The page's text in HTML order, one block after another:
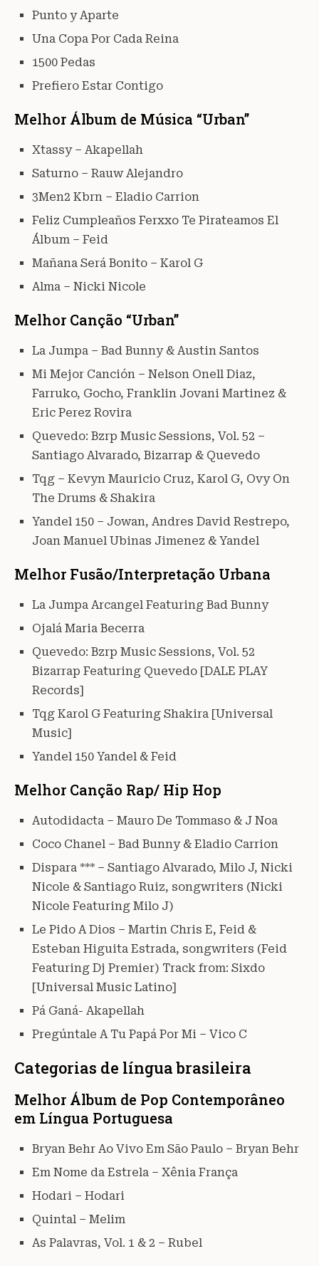
Punto y Aparte
Una Copa Por Cada Reina
1500 Pedas
Prefiero Estar Contigo
Melhor Álbum de Música “Urban”
Xtassy – Akapellah
Saturno – Rauw Alejandro
3Men2 Kbrn – Eladio Carrion
Feliz Cumpleaños Ferxxo Te Pirateamos El
Álbum – Feid
Mañana Será Bonito – Karol G
Alma – Nicki Nicole
Melhor Canção “Urban”
La Jumpa – Bad Bunny & Austin Santos
Mi Mejor Canción – Nelson Onell Diaz,
Farruko, Gocho, Franklin Jovani Martinez &
Eric Perez Rovira
Quevedo: Bzrp Music Sessions, Vol. 52 –
Santiago Alvarado, Bizarrap & Quevedo
Tqg – Kevyn Mauricio Cruz, Karol G, Ovy On
The Drums & Shakira
Yandel 150 – Jowan, Andres David Restrepo,
Joan Manuel Ubinas Jimenez & Yandel
Melhor Fusão/Interpretação Urbana
La Jumpa Arcangel Featuring Bad Bunny
Ojalá Maria Becerra
Quevedo: Bzrp Music Sessions, Vol. 52
Bizarrap Featuring Quevedo [DALE PLAY
Records]
Tqg Karol G Featuring Shakira [Universal
Music]
Yandel 150 Yandel & Feid
Melhor Canção Rap/ Hip Hop
Autodidacta – Mauro De Tommaso & J Noa
Coco Chanel – Bad Bunny & Eladio Carrion
Dispara *** – Santiago Alvarado, Milo J, Nicki
Nicole & Santiago Ruiz, songwriters (Nicki
Nicole Featuring Milo J)
Le Pido A Dios – Martin Chris E, Feid &
Esteban Higuita Estrada, songwriters (Feid
Featuring Dj Premier) Track from: Sixdo
[Universal Music Latino]
Pá Ganá- Akapellah
Pregúntale A Tu Papá Por Mi – Vico C
Categorias de língua brasileira
Melhor Álbum de Pop Contemporâneo
em Língua Portuguesa
Bryan Behr Ao Vivo Em São Paulo – Bryan Behr
Em Nome da Estrela – Xênia França
Hodari – Hodari
Quintal – Melim
As Palavras, Vol. 1 & 2 – Rubel